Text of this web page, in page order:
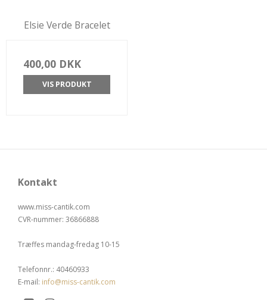
Elsie Verde Bracelet
400,00 DKK
VIS PRODUKT
Kontakt
www.miss-cantik.com
CVR-nummer: 36866888
Træffes mandag-fredag 10-15
Telefonnr.: 40460933
E-mail: info@miss-cantik.com